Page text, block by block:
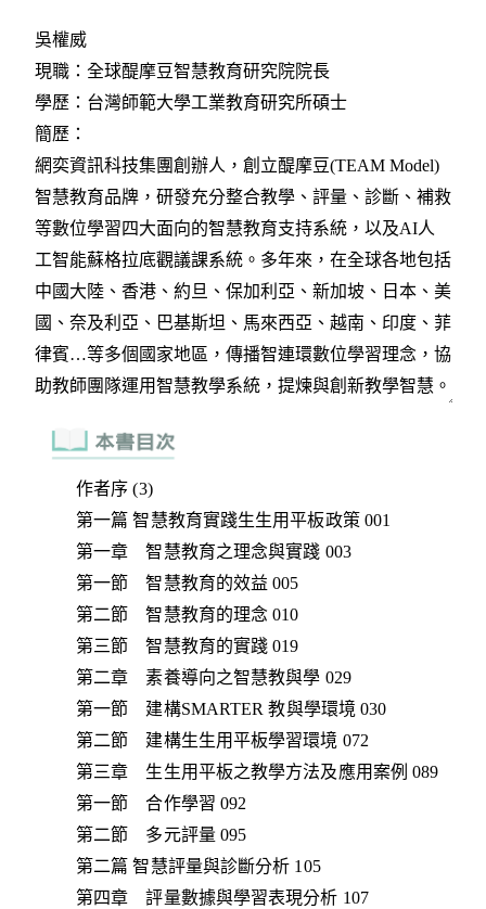
作者序 (3)
第一篇 智慧教育實踐生生用平板政策 001
第一章 智慧教育之理念與實踐 003
第一節 智慧教育的效益 005
第二節 智慧教育的理念 010
第三節 智慧教育的實踐 019
第二章 素養導向之智慧教與學 029
第一節 建構SMARTER 教與學環境 030
第二節 建構生生用平板學習環境 072
第三章 生生用平板之教學方法及應用案例 089
第一節 合作學習 092
第二節 多元評量 095
第二篇 智慧評量與診斷分析 105
第四章 評量數據與學習表現分析 107